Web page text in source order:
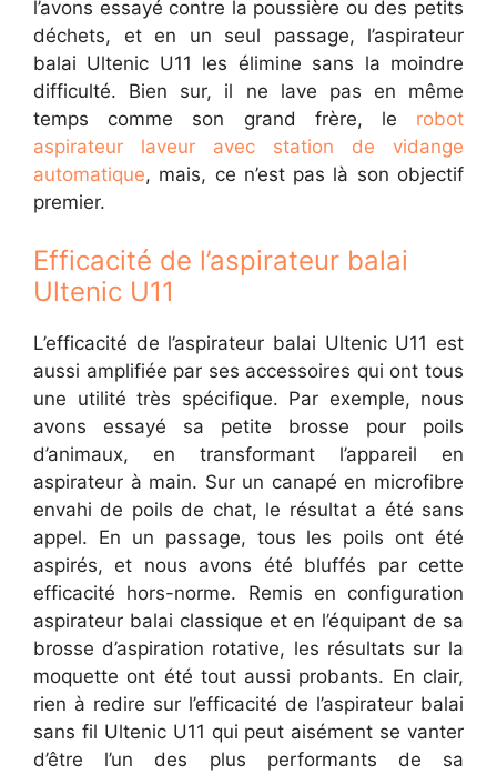
l’avons essayé contre la poussière ou des petits
déchets, et en un seul passage, l’aspirateur
balai Ultenic U11 les élimine sans la moindre
difficulté. Bien sur, il ne lave pas en même
temps comme son grand frère, le robot
aspirateur laveur avec station de vidange
automatique, mais, ce n’est pas là son objectif
premier.
Efficacité de l’aspirateur balai
Ultenic U11
L’efficacité de l’aspirateur balai Ultenic U11 est
aussi amplifiée par ses accessoires qui ont tous
une utilité très spécifique. Par exemple, nous
avons essayé sa petite brosse pour poils
d’animaux, en transformant l’appareil en
aspirateur à main. Sur un canapé en microfibre
envahi de poils de chat, le résultat a été sans
appel. En un passage, tous les poils ont été
aspirés, et nous avons été bluffés par cette
efficacité hors-norme. Remis en configuration
aspirateur balai classique et en l’équipant de sa
brosse d’aspiration rotative, les résultats sur la
moquette ont été tout aussi probants. En clair,
rien à redire sur l’efficacité de l’aspirateur balai
sans fil Ultenic U11 qui peut aisément se vanter
d’être l’un des plus performants de sa